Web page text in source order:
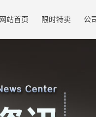
网站首页 限时特卖 公